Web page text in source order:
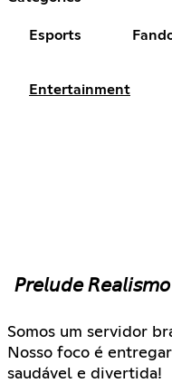
Esports
Entertainment
𝘗𝘳𝘦𝘭𝘶𝘥𝘦
Somos um servidor
Nosso foco é
saudável e divertida!